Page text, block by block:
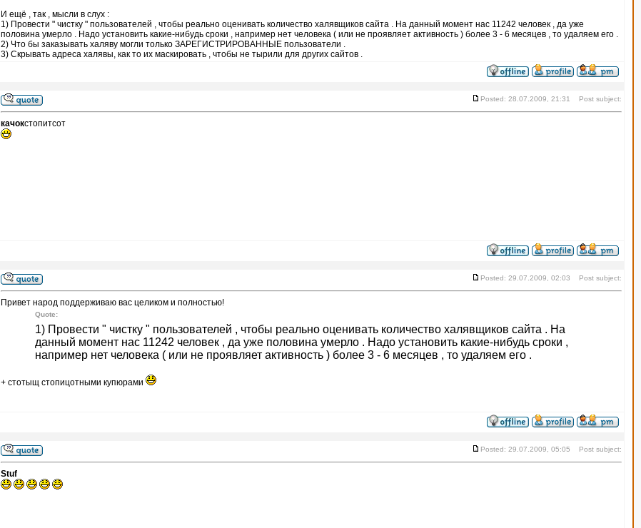
И ещё , так , мысли в слух :
1) Провести " чистку " пользователей , чтобы реально оценивать количество халявщиков сайта . На данный момент нас 11242 человек , да уже
половина умерло . Надо установить какие-нибудь сроки , например нет человека ( или не проявляет активность ) более 3 - 6 месяцев , то удаляем его .
2) Что бы заказывать халяву могли только ЗАРЕГИСТРИРОВАННЫЕ пользователи .
3) Скрывать адреса халявы, как то их маскировать , чтобы не тырили для других сайтов .
Posted: 28.07.2009, 21:31 Post subject:
качокстопитсот
Posted: 29.07.2009, 02:03 Post subject:
Привет народ поддерживаю вас целиком и полностью!
Quote:
1) Провести " чистку " пользователей , чтобы реально оценивать количество халявщиков сайта . На
данный момент нас 11242 человек , да уже половина умерло . Надо установить какие-нибудь сроки ,
например нет человека ( или не проявляет активность ) более 3 - 6 месяцев , то удаляем его .
+ стотыщ стопицотными купюрами
Posted: 29.07.2009, 05:05 Post subject:
Stuf